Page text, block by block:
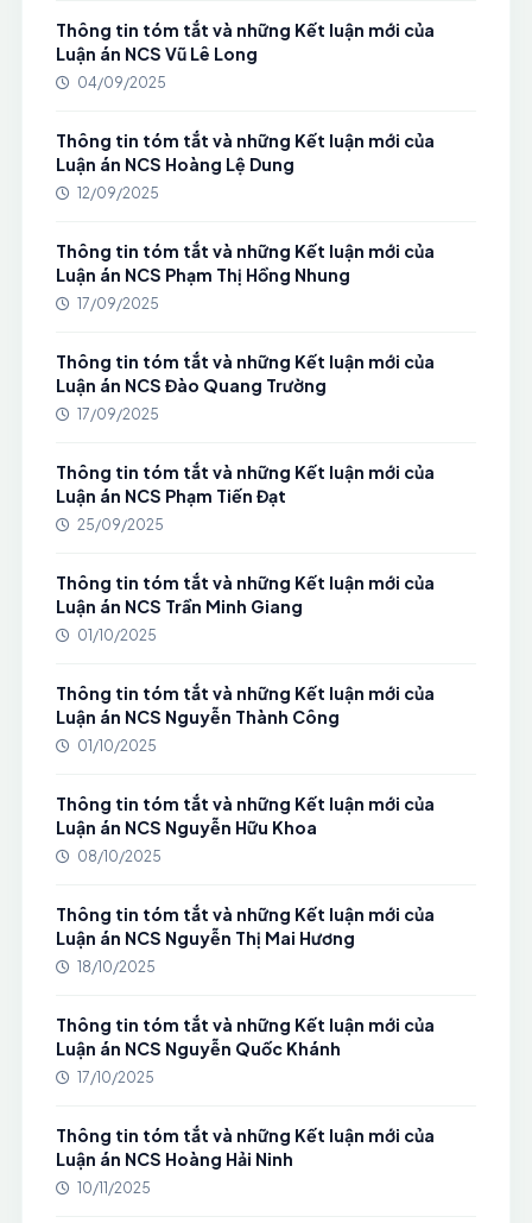
Thông tin tóm tắt và những Kết luận mới của
Luận án NCS Vũ Lê Long
04/09/2025
Thông tin tóm tắt và những Kết luận mới của
Luận án NCS Hoàng Lệ Dung
12/09/2025
Thông tin tóm tắt và những Kết luận mới của
Luận án NCS Phạm Thị Hồng Nhung
17/09/2025
Thông tin tóm tắt và những Kết luận mới của
Luận án NCS Đào Quang Trường
17/09/2025
Thông tin tóm tắt và những Kết luận mới của
Luận án NCS Phạm Tiến Đạt
25/09/2025
Thông tin tóm tắt và những Kết luận mới của
Luận án NCS Trần Minh Giang
01/10/2025
Thông tin tóm tắt và những Kết luận mới của
Luận án NCS Nguyễn Thành Công
01/10/2025
Thông tin tóm tắt và những Kết luận mới của
Luận án NCS Nguyễn Hữu Khoa
08/10/2025
Thông tin tóm tắt và những Kết luận mới của
Luận án NCS Nguyễn Thị Mai Hương
18/10/2025
Thông tin tóm tắt và những Kết luận mới của
Luận án NCS Nguyễn Quốc Khánh
17/10/2025
Thông tin tóm tắt và những Kết luận mới của
Luận án NCS Hoàng Hải Ninh
10/11/2025